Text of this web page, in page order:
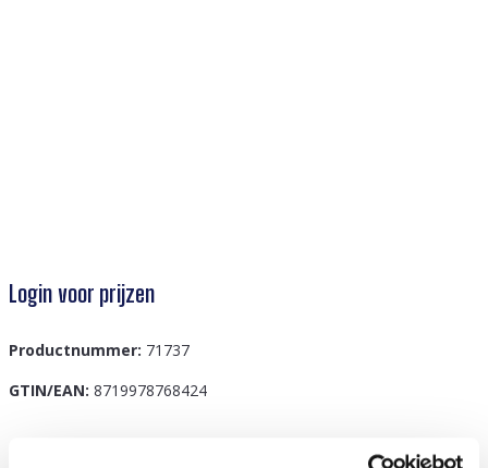
Login voor prijzen
Productnummer: 71737
GTIN/EAN: 8719978768424